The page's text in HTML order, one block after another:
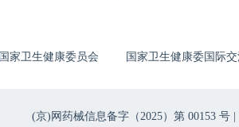
国家卫生健康委员会 国家卫生健康委国际
(京)网药械信息备字（2025）第 00153 号 |